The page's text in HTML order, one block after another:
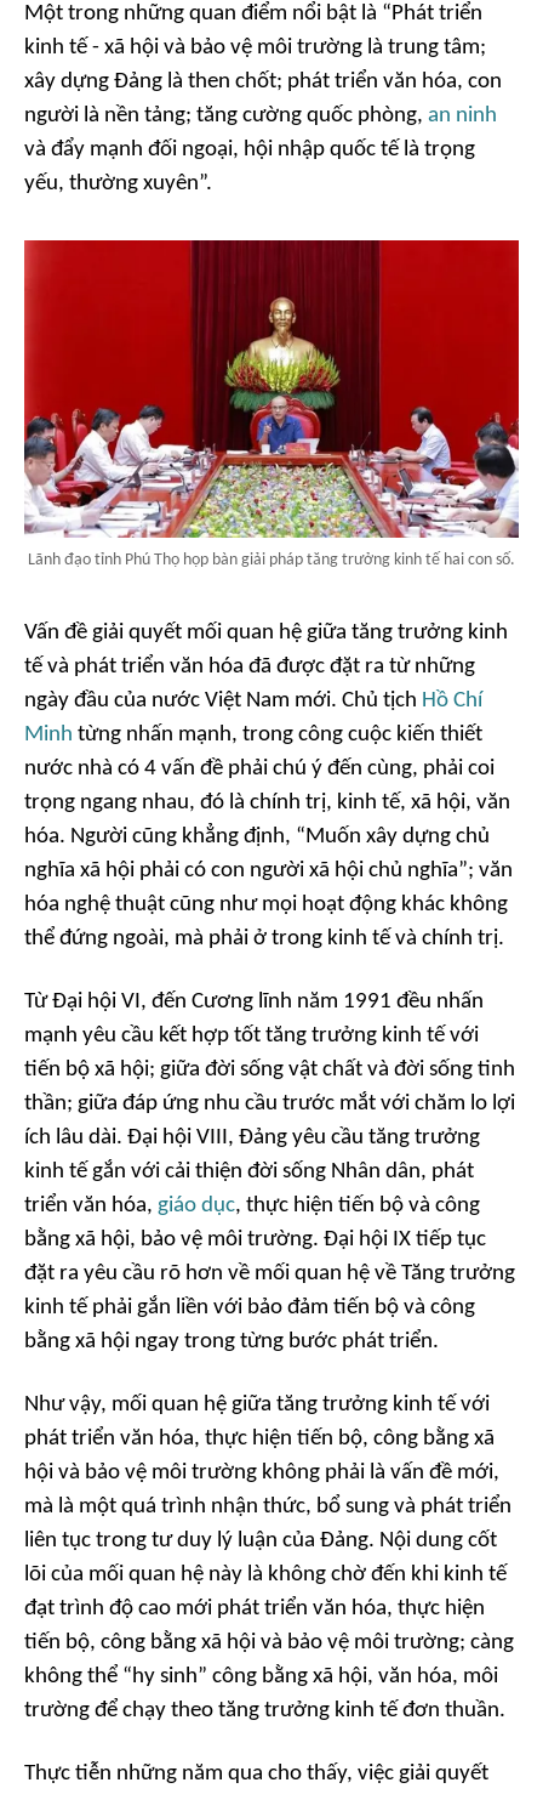
Một trong những quan điểm nổi bật là “Phát triển
kinh tế - xã hội và bảo vệ môi trường là trung tâm;
xây dựng Đảng là then chốt; phát triển văn hóa, con
người là nền tảng; tăng cường quốc phòng, an ninh
và đẩy mạnh đối ngoại, hội nhập quốc tế là trọng
yếu, thường xuyên”.
Lãnh đạo tỉnh Phú Thọ họp bàn giải pháp tăng trưởng kinh tế hai con số.
Vấn đề giải quyết mối quan hệ giữa tăng trưởng kinh
tế và phát triển văn hóa đã được đặt ra từ những
ngày đầu của nước Việt Nam mới. Chủ tịch Hồ Chí
Minh từng nhấn mạnh, trong công cuộc kiến thiết
nước nhà có 4 vấn đề phải chú ý đến cùng, phải coi
trọng ngang nhau, đó là chính trị, kinh tế, xã hội, văn
hóa. Người cũng khẳng định, “Muốn xây dựng chủ
nghĩa xã hội phải có con người xã hội chủ nghĩa”; văn
hóa nghệ thuật cũng như mọi hoạt động khác không
thể đứng ngoài, mà phải ở trong kinh tế và chính trị.
Từ Đại hội VI, đến Cương lĩnh năm 1991 đều nhấn
mạnh yêu cầu kết hợp tốt tăng trưởng kinh tế với
tiến bộ xã hội; giữa đời sống vật chất và đời sống tinh
thần; giữa đáp ứng nhu cầu trước mắt với chăm lo lợi
ích lâu dài. Đại hội VIII, Đảng yêu cầu tăng trưởng
kinh tế gắn với cải thiện đời sống Nhân dân, phát
triển văn hóa, giáo dục, thực hiện tiến bộ và công
bằng xã hội, bảo vệ môi trường. Đại hội IX tiếp tục
đặt ra yêu cầu rõ hơn về mối quan hệ về Tăng trưởng
kinh tế phải gắn liền với bảo đảm tiến bộ và công
bằng xã hội ngay trong từng bước phát triển.
Như vậy, mối quan hệ giữa tăng trưởng kinh tế với
phát triển văn hóa, thực hiện tiến bộ, công bằng xã
hội và bảo vệ môi trường không phải là vấn đề mới,
mà là một quá trình nhận thức, bổ sung và phát triển
liên tục trong tư duy lý luận của Đảng. Nội dung cốt
lõi của mối quan hệ này là không chờ đến khi kinh tế
đạt trình độ cao mới phát triển văn hóa, thực hiện
tiến bộ, công bằng xã hội và bảo vệ môi trường; càng
không thể “hy sinh” công bằng xã hội, văn hóa, môi
trường để chạy theo tăng trưởng kinh tế đơn thuần.
Thực tiễn những năm qua cho thấy, việc giải quyết